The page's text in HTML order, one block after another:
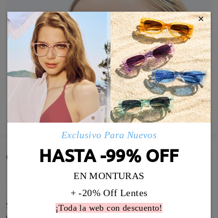
MOSTRAR MÁS
Comentarios de Clientes(286)
Son muy bonitas y sientan muy bien. He tenido que
ajustar un poco las patillas porque se me caían.
×
Exclusivo Para Nuevos
HASTA -99% OFF
EN MONTURAS
+ -20% Off Lentes
¡Toda la web con descuento!